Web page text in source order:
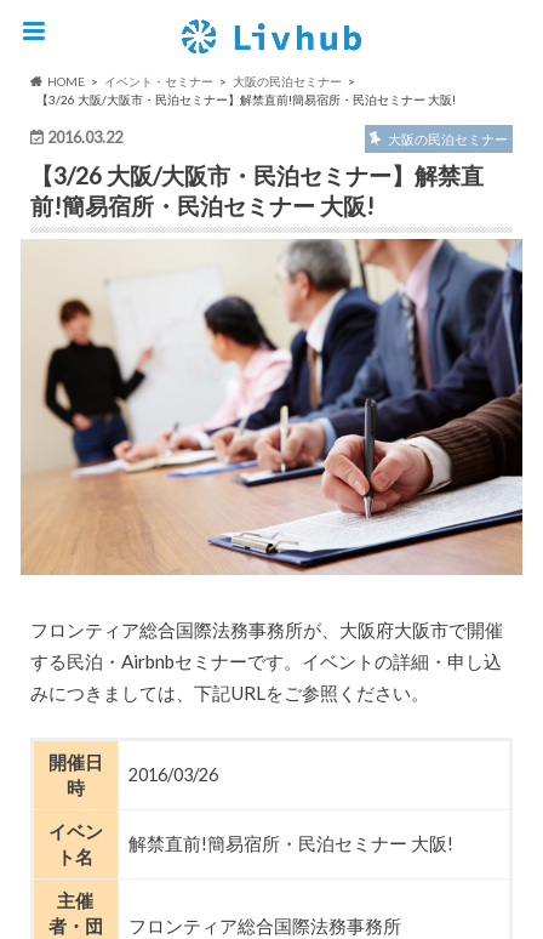
HOME イベント・セミナー
大阪の民泊セミナー
【3/26 大阪/大阪市・民泊セミナー】解禁直前!簡易宿所・民泊セミナー 大阪!
2016.03.22 大阪の民泊セミナー
【3/26 大阪/大阪市・民泊セミナー】解禁直
前!簡易宿所・民泊セミナー 大阪!
フロンティア総合国際法務事務所が、大阪府大阪市で開催
する民泊・Airbnbセミナーです。イベントの詳細・申し込
みにつきましては、下記URLをご参照ください。
開催日
時
2016/03/26
イベン
ト名
解禁直前!簡易宿所・民泊セミナー 大阪!
主催
者・団
フロンティア総合国際法務事務所